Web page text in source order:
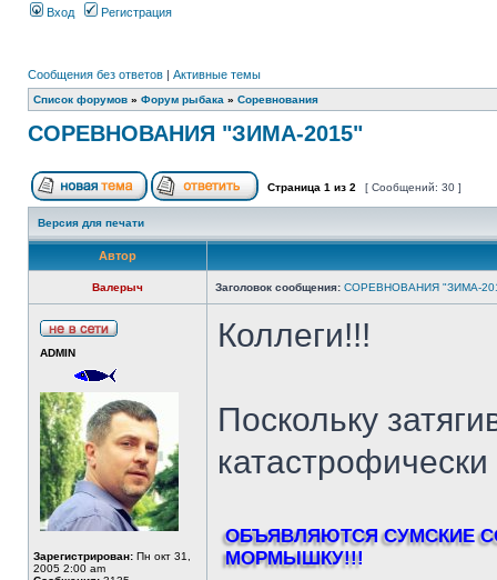
Вход Регистрация
Сообщения без ответов | Активные темы
Список форумов » Форум рыбака » Соревнования
СОРЕВНОВАНИЯ "ЗИМА-2015"
Страница 1 из 2 [ Сообщений: 30 ]
Версия для печати
Автор
Валерыч Заголовок сообщения: СОРЕВНОВАНИЯ "ЗИМА-
ADMIN
Зарегистрирован: Пн окт 31,
2005 2:00 am
Коллеги!!!
Поскольку
ОБЪЯВЛЯЮТСЯ СУМСКИЕ
МОРМЫШКУ!!!